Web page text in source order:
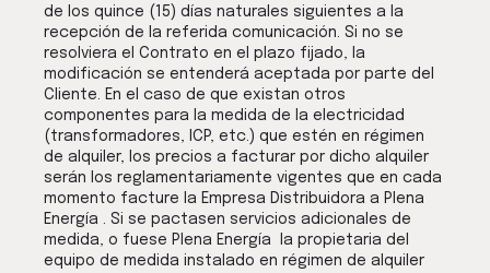
de los quince (15) días naturales siguientes a la
recepción de la referida comunicación. Si no se
resolviera el Contrato en el plazo fijado, la
modificación se entenderá aceptada por parte del
Cliente. En el caso de que existan otros
componentes para la medida de la electricidad
(transformadores, ICP, etc.) que estén en régimen
de alquiler, los precios a facturar por dicho alquiler
serán los reglamentariamente vigentes que en cada
momento facture la Empresa Distribuidora a Plena
Energía . Si se pactasen servicios adicionales de
medida, o fuese Plena Energía la propietaria del
equipo de medida instalado en régimen de alquiler